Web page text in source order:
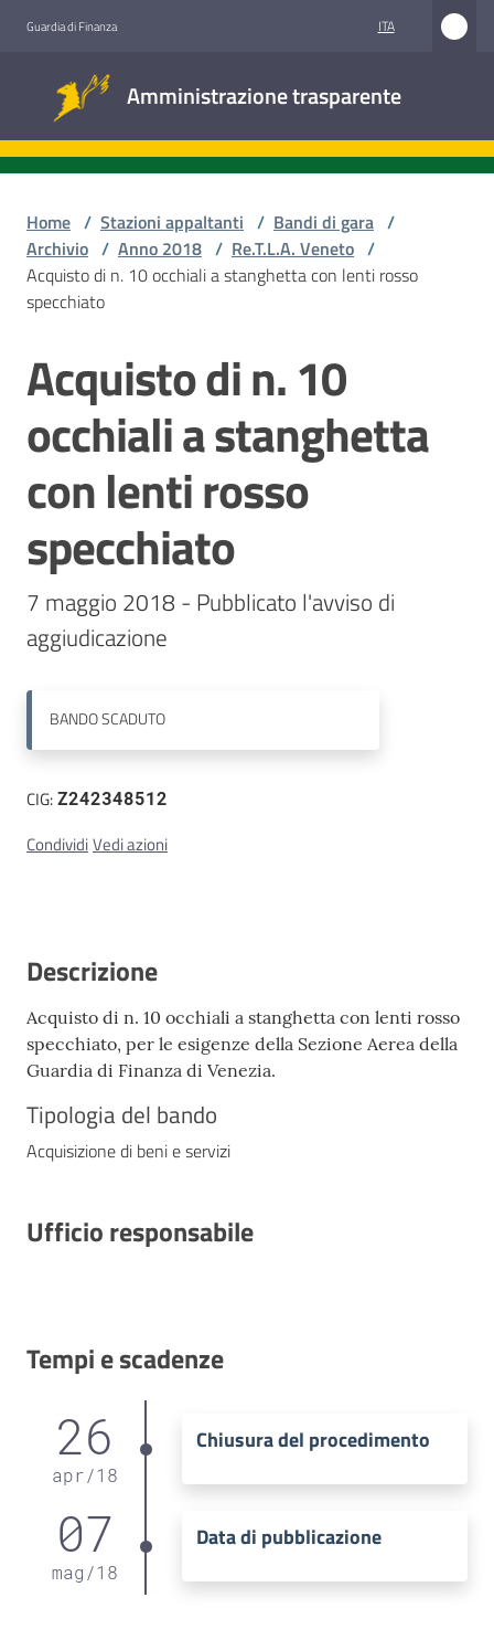
Guardia di Finanza ITA
Amministrazione trasparente
trasparente
Accesso
civico
Stazioni
appaltanti
Contatti
Home / Stazioni appaltanti / Bandi di gara /
Archivio / Anno 2018 / Re.T.L.A. Veneto /
Acquisto di n. 10 occhiali a stanghetta con lenti rosso
specchiato
Salta al contenuto
Acquisto di n. 10
occhiali a stanghetta
con lenti rosso
specchiato
7 maggio 2018 - Pubblicato l'avviso di
aggiudicazione
BANDOSCADUTO
CIG:Z242348512
CondividiVedi azioni
Descrizione
Acquisto di n. 10 occhiali a stanghetta con lenti rosso
specchiato, per le esigenze della Sezione Aerea della
Guardia di Finanza di Venezia.
Tipologia del bando
Acquisizione di beni e servizi
Ufficio responsabile
Tempi e scadenze
26
apr/18
Chiusura del procedimento
07
mag /18
Data di pubblicazione